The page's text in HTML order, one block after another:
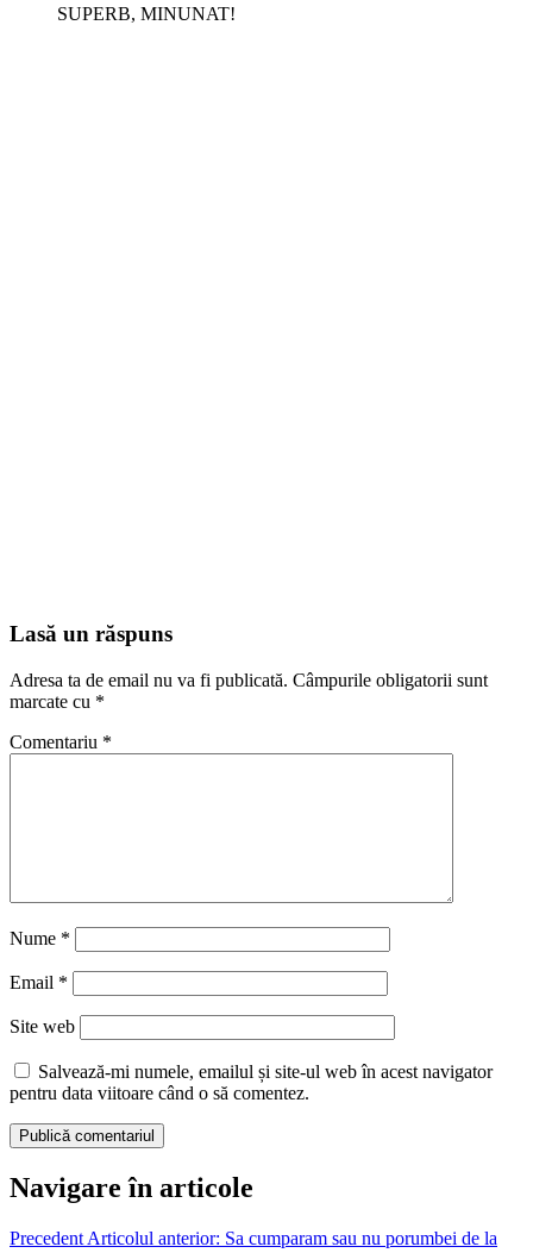
SUPERB, MINUNAT!
Lasă un răspuns
Adresa ta de email nu va fi publicată. Câmpurile obligatorii sunt
marcate cu *
Comentariu *
Nume *
Email *
Site web
Salvează-mi numele, emailul și site-ul web în acest navigator
pentru data viitoare când o să comentez.
Navigare în articole
Precedent Articolul anterior: Sa cumparam sau nu porumbei de la